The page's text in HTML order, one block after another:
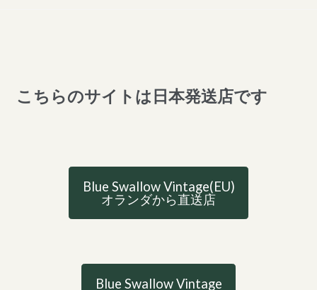
こちらのサイトは日本発送店です
Blue Swallow Vintage(EU)
オランダから直送店
Blue Swallow Vintage